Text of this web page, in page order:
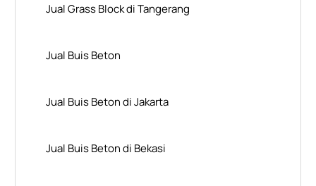
Jual Grass Block di Tangerang
Jual Buis Beton
Jual Buis Beton di Jakarta
Jual Buis Beton di Bekasi